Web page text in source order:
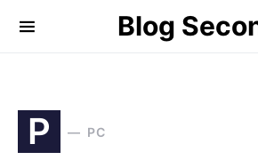
Blog
P PC